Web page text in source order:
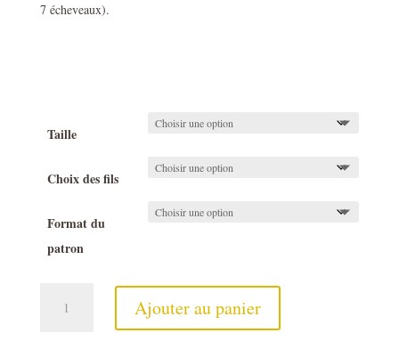
7 écheveaux).
Taille
Choix des fils
Format du
patron
Ajouter au panier